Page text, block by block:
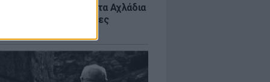
Υπό έλεγχο η φωτιά στα Αχλάδια
η Κρήτη για νέες